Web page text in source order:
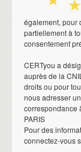
également, pour
partiellement à
consentement
CERTyou a
auprès de la
droits ou pour
nous adresser
correspondance
PARIS
Pour des
connectez-vous